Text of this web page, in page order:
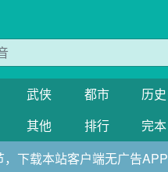
武侠 都市 历史
其他 排行 完本
，下载本站客户端无广告APP